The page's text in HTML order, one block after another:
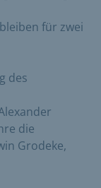
für zwei
des
die
Grodeke,